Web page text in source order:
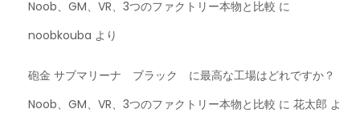
Noob、GM、VR、3つのファクトリー本物と比較 に
noobkouba より
砲金 サブマリーナ ブラック に最高な工場はどれですか？
Noob、GM、VR、3つのファクトリー本物と比較 に 花太郎 よ